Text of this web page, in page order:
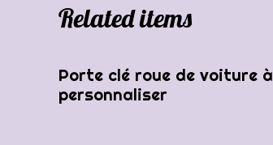
Related items
Porte clé roue de voiture à
personnaliser